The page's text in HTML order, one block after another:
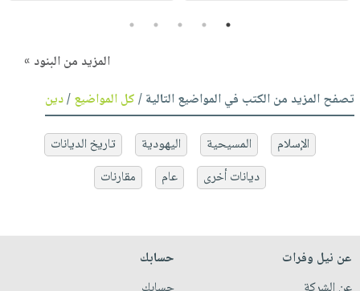
1
2
3
4
5
المزيد من البنود »
تصفح المزيد من الكتب في المواضيع التالية /كل المواضيع/دين
الإسلام المسيحية اليهودية
تاريخ الديانات
ديانات أخرى
عام مقارنات
عن نيل وفرات
حسابك